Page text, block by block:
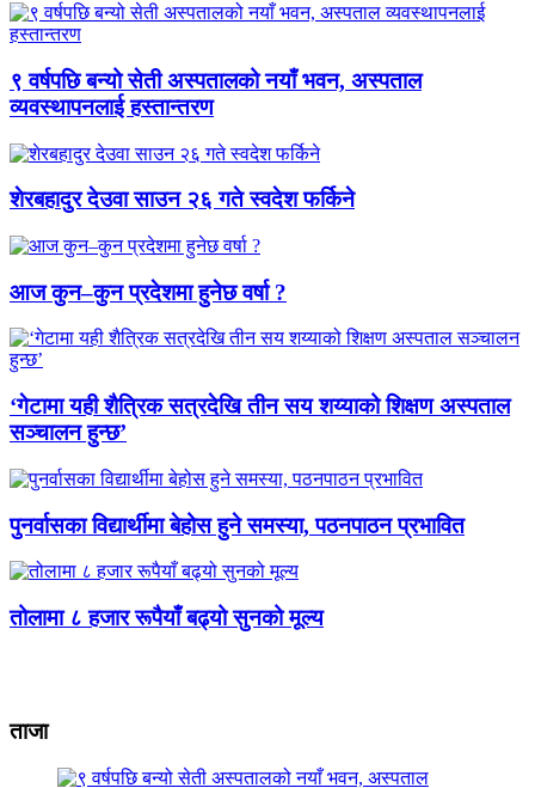
९ वर्षपछि बन्यो सेती अस्पतालको नयाँ भवन, अस्पताल
व्यवस्थापनलाई हस्तान्तरण
शेरबहादुर देउवा साउन २६ गते स्वदेश फर्किने
आज कुन–कुन प्रदेशमा हुनेछ वर्षा ?
‘गेटामा यही शैत्रिक सत्रदेखि तीन सय शय्याको शिक्षण अस्पताल
सञ्चालन हुन्छ’
पुनर्वासका विद्यार्थीमा बेहोस हुने समस्या, पठनपाठन प्रभावित
तोलामा ८ हजार रूपैयाँ बढ्यो सुनको मूल्य
ताजा